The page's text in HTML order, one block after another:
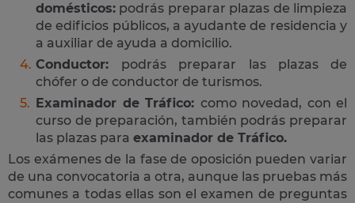
domésticos: podrás preparar plazas de limpieza
de edificios públicos, a ayudante de residencia y
a auxiliar de ayuda a domicilio.
Conductor: podrás preparar las plazas de
chófer o de conductor de turismos.
Examinador de Tráfico: como novedad, con el
curso de preparación, también podrás preparar
las plazas para examinador de Tráfico.
Los exámenes de la fase de oposición pueden variar
de una convocatoria a otra, aunque las pruebas más
comunes a todas ellas son el examen de preguntas